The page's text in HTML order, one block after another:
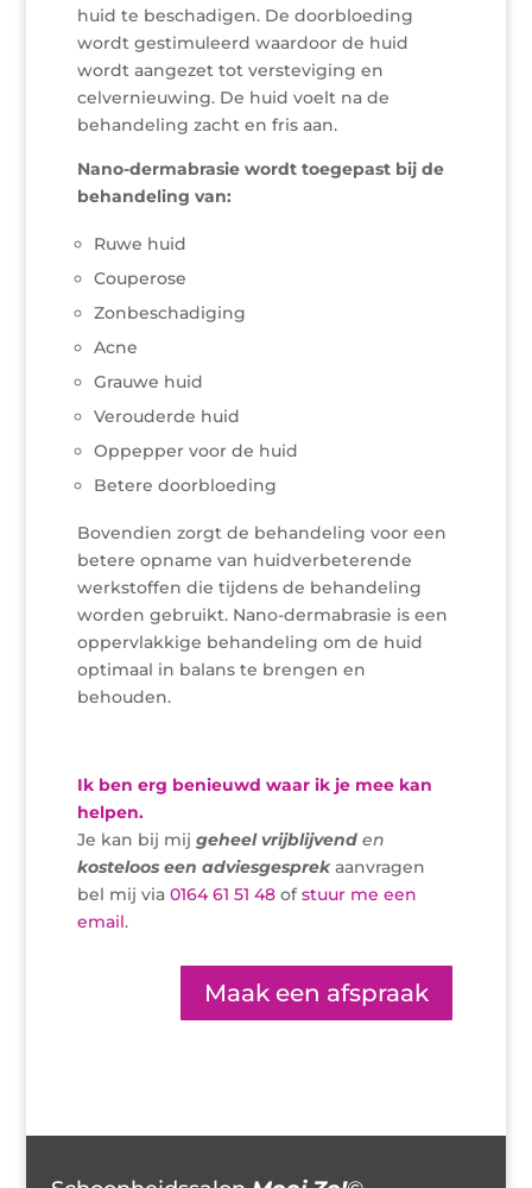
huid te beschadigen. De doorbloeding
wordt gestimuleerd waardoor de huid
wordt aangezet tot versteviging en
celvernieuwing. De huid voelt na de
behandeling zacht en fris aan.
Nano-dermabrasie wordt toegepast bij de
behandeling van:
Ruwe huid
Couperose
Zonbeschadiging
Acne
Grauwe huid
Verouderde huid
Oppepper voor de huid
Betere doorbloeding
Bovendien zorgt de behandeling voor een
betere opname van huidverbeterende
werkstoffen die tijdens de behandeling
worden gebruikt. Nano-dermabrasie is een
oppervlakkige behandeling om de huid
optimaal in balans te brengen en
behouden.
Ik ben erg benieuwd waar ik je mee kan
helpen.
Je kan bij mij geheelvrijblijvenden
kosteloos een adviesgesprekaanvragen
bel mij via0164 61 51 48 ofstuur me een
email.
Maak een afspraak